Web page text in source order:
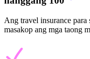
Ang travel insurance
masakop ang mga taong